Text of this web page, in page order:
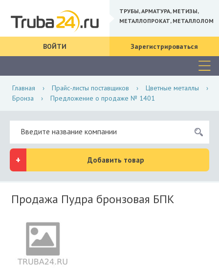
ТРУБЫ, АРМАТУРА, МЕТИЗЫ,
МЕТАЛЛОПРОКАТ, МЕТАЛЛОЛОМ
ВОЙТИ Зарегистрироваться
Главная › Прайс-листы поставщиков › Цветные металлы
›
Бронза
› Предложение о продаже № 1401
Добавить товар
Продажа Пудра бронзовая БПК